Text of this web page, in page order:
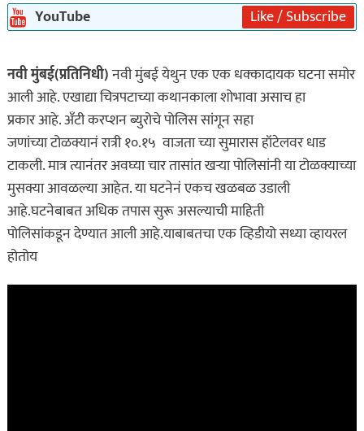
YouTube
Like / Subscribe
नवी मुंबई(प्रतिनिधी)नवी मुंबई येथुन एक एक धक्कादायक घटना समोर
आली आहे. एखाद्या चित्रपटाच्या कथानकाला शोभावा असाच हा
प्रकार आहे. अँटी करप्शन ब्युरोचे पोलिस सांगून सहा
जणांच्या टोळक्यानं रात्री १०.१५ वाजता च्या सुमारास हॉटेलवर धाड
टाकली. मात्र त्यानंतर अवघ्या चार तासांत खऱ्या पोलिसांनी या टोळक्याच्या
मुसक्या आवळल्या आहेत. या घटनेनं एकच खळबळ उडाली
आहे.घटनेबाबत अधिक तपास सुरू असल्याची माहिती
पोलिसांकडून देण्यात आली आहे.याबाबतचा एक व्हिडीयो सध्या व्हायरल
होतोय